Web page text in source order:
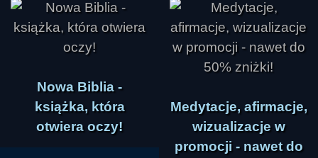
Nowa Biblia -
książka, która
otwiera oczy!
Medytacje, afirmacje,
wizualizacje w
promocji - nawet do